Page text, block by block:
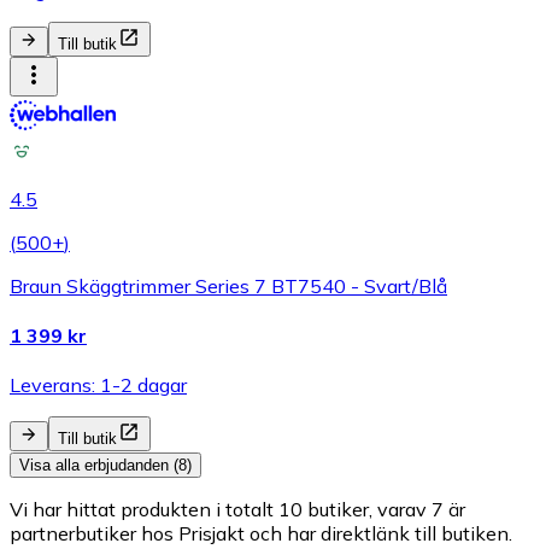
Till butik
4.5
(500+)
Braun Skäggtrimmer Series 7 BT7540 - Svart/Blå
1 399 kr
Leverans: 1-2 dagar
Till butik
Visa alla erbjudanden (8)
Vi har hittat produkten i totalt 10 butiker, varav 7 är
partnerbutiker hos Prisjakt och har direktlänk till butiken.